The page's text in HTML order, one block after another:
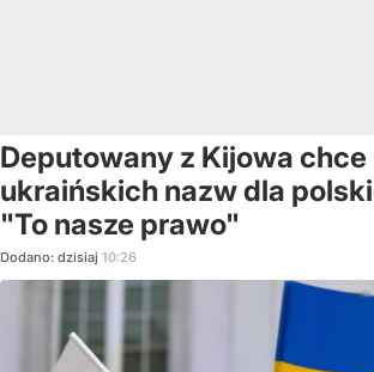
Deputowany z Kijowa chce
ukraińskich nazw dla
"To nasze prawo"
Dodano: dzisiaj 10:26